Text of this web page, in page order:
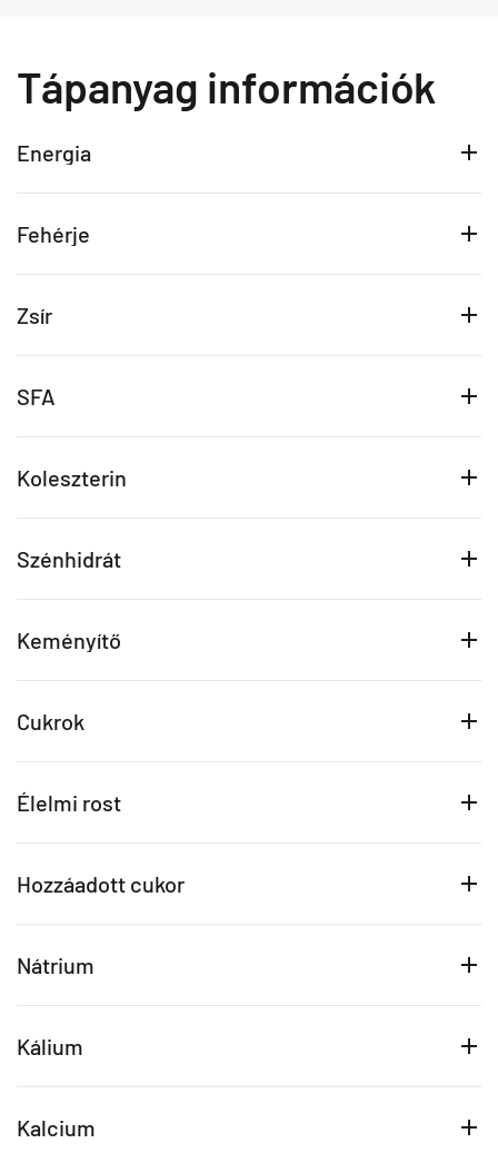
Tápanyag információk
Energia
Fehérje
Zsír
SFA
Koleszterin
Szénhidrát
Keményítő
Cukrok
Élelmi rost
Hozzáadott cukor
Nátrium
Kálium
Kalcium